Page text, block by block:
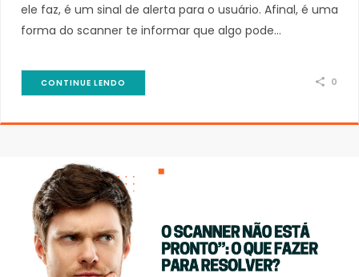
ele faz, é um sinal de alerta para o usuário. Afinal, é uma
forma do scanner te informar que algo pode…
CONTINUE LENDO 0